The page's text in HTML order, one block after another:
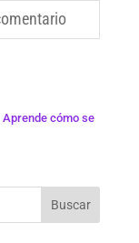
Aprende cómo se